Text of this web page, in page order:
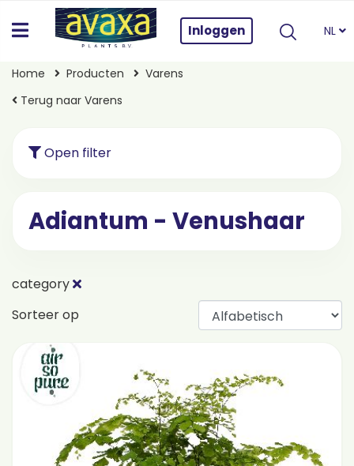
Inloggen NL
Home Producten
Varens
Terug naar Varens
Open filter
Adiantum - Venushaar
category
Sorteer op